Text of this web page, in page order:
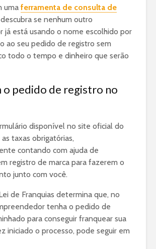
uma ferramenta de consulta de
se nenhum outro
já está usando o nome escolhido por
ao seu pedido de registro sem
todo o tempo e dinheiro que serão
o pedido de registro no
disponível no site oficial do
taxas obrigatórias,
contando com ajuda de
registro de marca para fazerem o
junto com você.
de Franquias determina que, no
tenha o pedido de
para conseguir franquear sua
iniciado o processo, pode seguir em